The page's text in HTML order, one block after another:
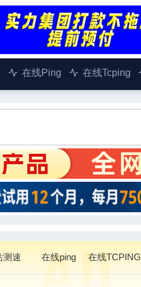
在线Ping 在线Tcping
测速 在线ping 在线TCPING